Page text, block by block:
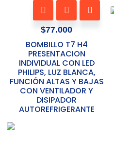
$77.000
BOMBILLO T7 H4
PRESENTACION
INDIVIDUAL CON LED
PHILIPS, LUZ BLANCA,
FUNCIÓN ALTAS Y BAJAS
CON VENTILADOR Y
DISIPADOR
AUTOREFRIGERANTE